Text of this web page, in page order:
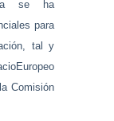
se ha
para
tal y
Comisión